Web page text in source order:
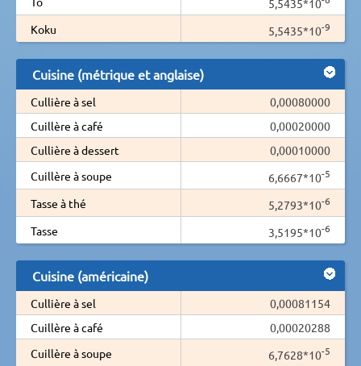
5,5435*10
Koku 5,5435*10-9
Cuisine (métrique et anglaise)
Cullière à sel
0,00080000
Cuillère à café
0,00020000
Cullière à dessert
0,00010000
Cuillère à soupe
6,6667*10-5
Tasse à thé 5,2793*10-6
Tasse 3,5195*10-6
Cuisine (américaine)
Cullière à sel
0,00081154
Cuillère à café
0,00020288
Cuillère à soupe
6,7628*10-5